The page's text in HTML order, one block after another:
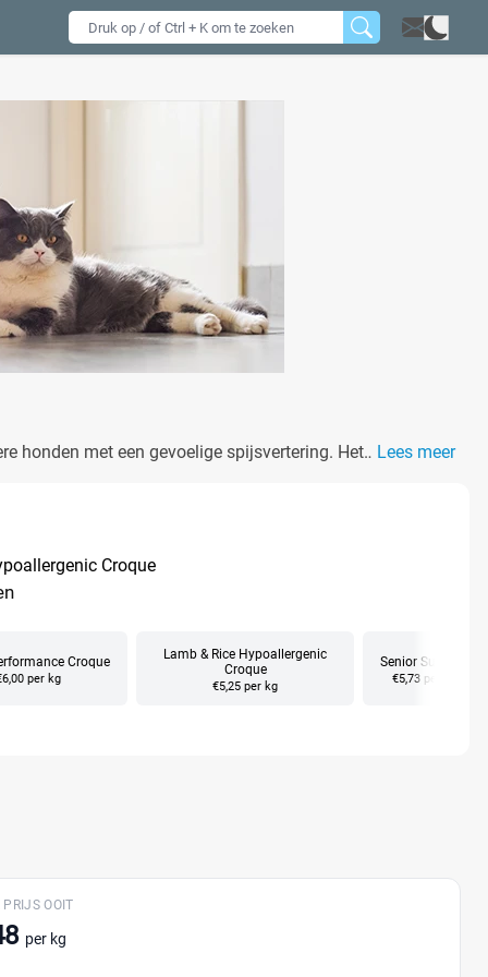
honden met een gevoelige spijsvertering. Het
Lees meer
Croque
Croque
per kg
Lamb & Rice Hypoallergenic
Croque
€5,25 per kg
Senior Superior
€5,73 per kg
PRIJS OOIT
per kg